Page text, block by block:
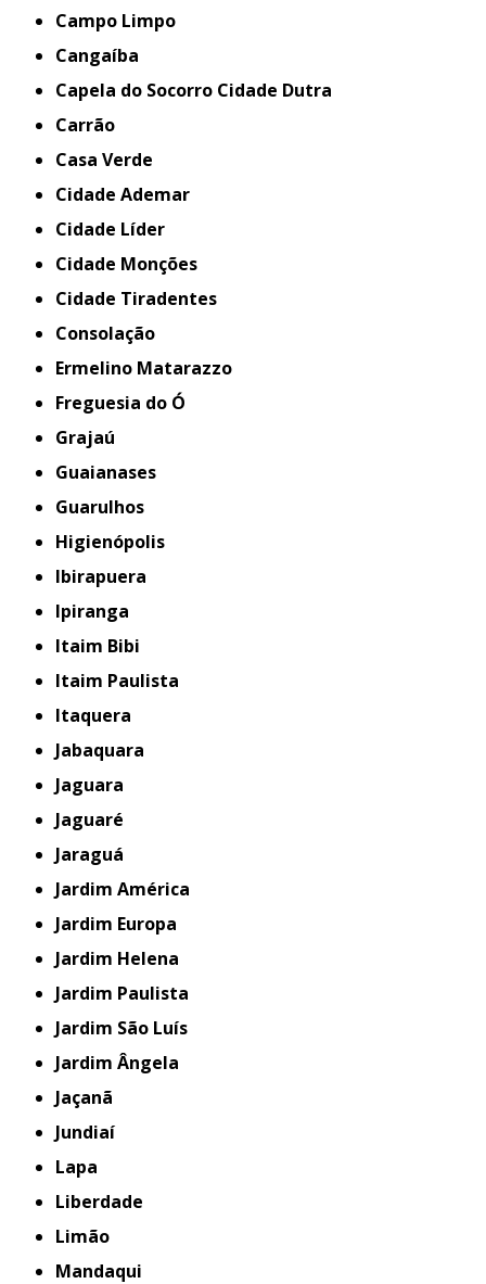
Campo Limpo
Cangaíba
Capela do Socorro Cidade Dutra
Carrão
Casa Verde
Cidade Ademar
Cidade Líder
Cidade Monções
Cidade Tiradentes
Consolação
Ermelino Matarazzo
Freguesia do Ó
Grajaú
Guaianases
Guarulhos
Higienópolis
Ibirapuera
Ipiranga
Itaim Bibi
Itaim Paulista
Itaquera
Jabaquara
Jaguara
Jaguaré
Jaraguá
Jardim América
Jardim Europa
Jardim Helena
Jardim Paulista
Jardim São Luís
Jardim Ângela
Jaçanã
Jundiaí
Lapa
Liberdade
Limão
Mandaqui